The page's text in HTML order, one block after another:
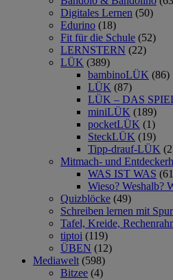
Digitales Lernen (50)
Edurino (18)
Fit für die Schule (52)
LERNSTERN (22)
LÜK (389)
bambinoLÜK (86)
LÜK (87)
LÜK – DAS
miniLÜK (189)
pocketLÜK (1)
SteckLÜK (19)
Tipp-drauf-LÜK
Mitmach- und
WAS IST WAS
Wieso? Weshalb?
Quizblöcke (49)
Schreiben lernen mit
Tafel, Kreide,
tiptoi (119)
ÜBEN (12)
Mediawelt (598)
Bitzee (4)